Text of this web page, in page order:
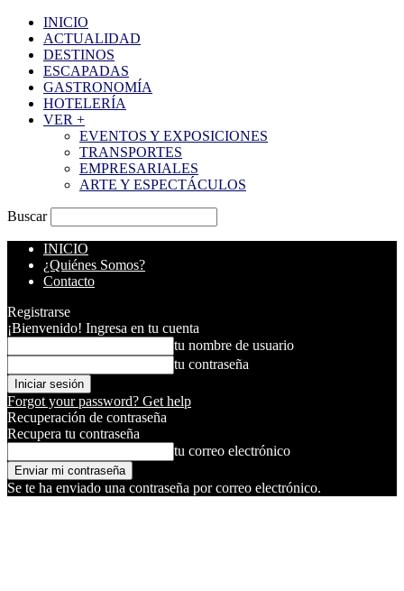
INICIO
ACTUALIDAD
DESTINOS
ESCAPADAS
GASTRONOMÍA
HOTELERÍA
VER +
EVENTOS Y EXPOSICIONES
TRANSPORTES
EMPRESARIALES
ARTE Y ESPECTÁCULOS
Buscar
INICIO
¿Quiénes Somos?
Contacto
Registrarse
¡Bienvenido! Ingresa en tu cuenta
tu nombre de usuario
tu contraseña
Forgot your password? Get help
Recuperación de contraseña
Recupera tu contraseña
tu correo electrónico
Se te ha enviado una contraseña por correo electrónico.